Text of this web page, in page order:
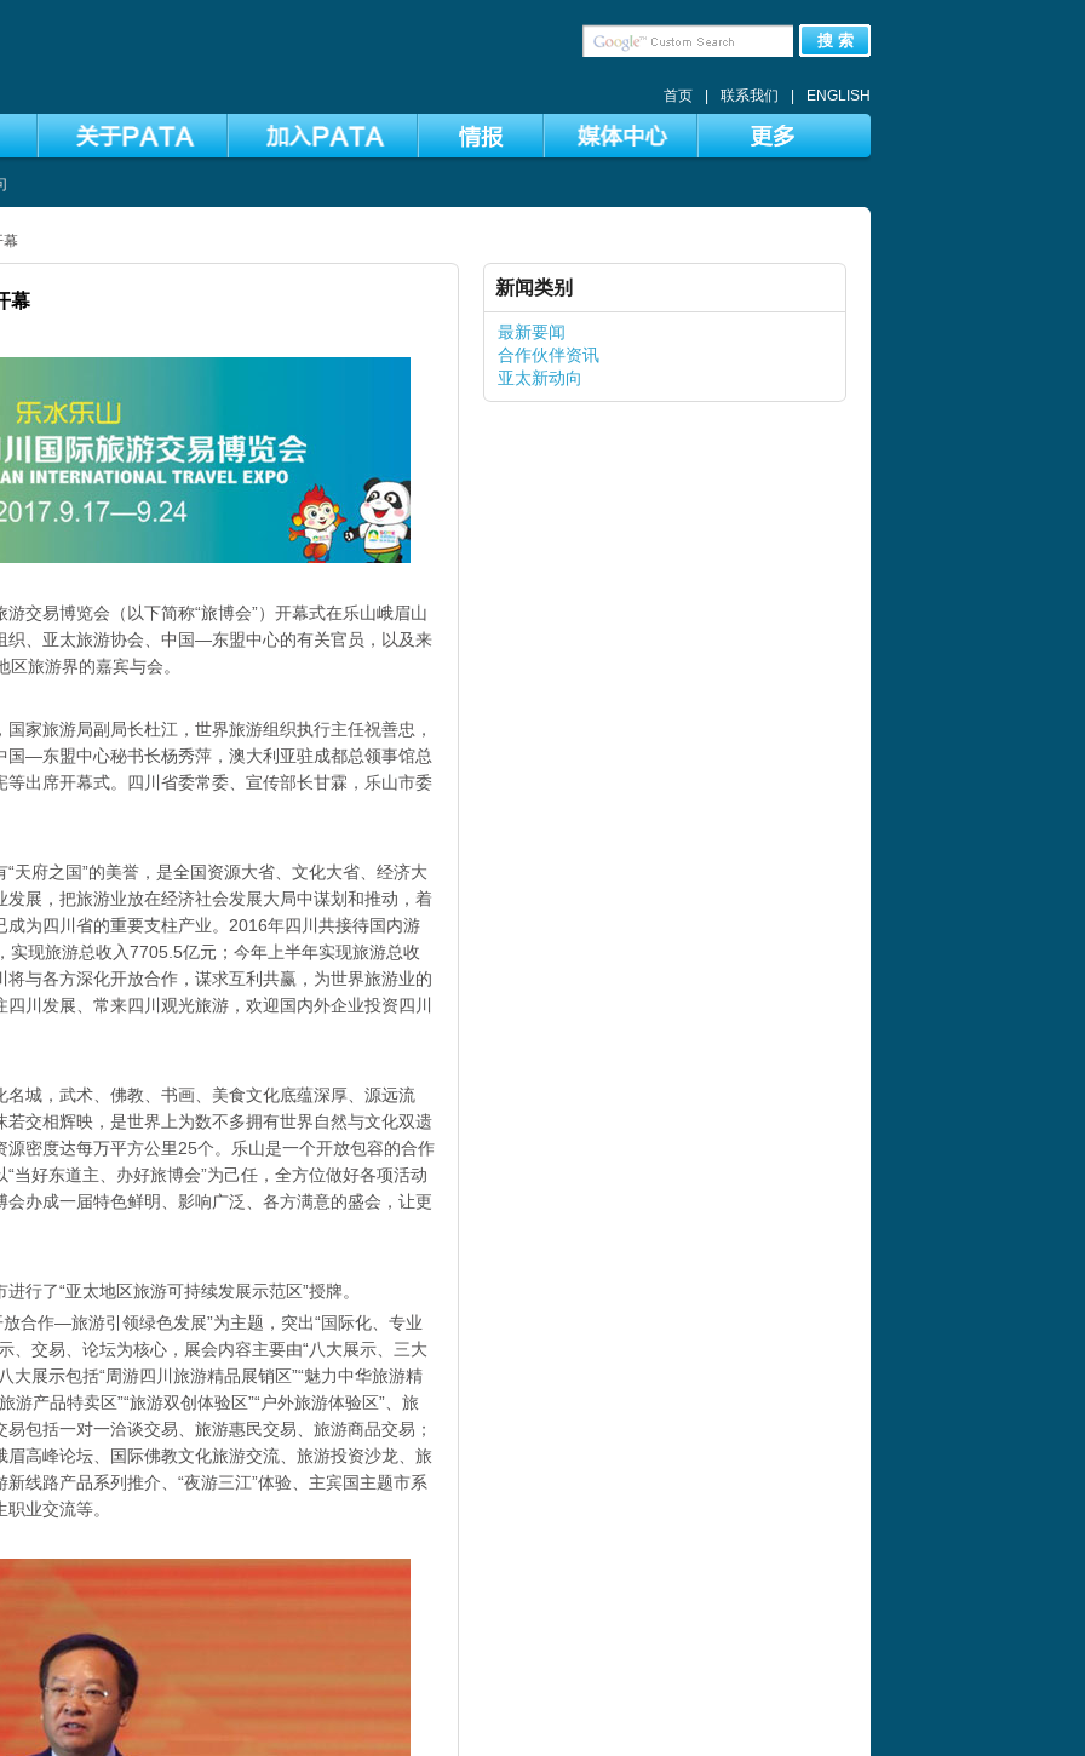
搜 索
ENGLISH
联系我们
首页
幕
交易博览会（以下简称“旅博会”）开幕式在乐山峨眉山
织、亚太旅游协会、中国—东盟中心的有关官员，以及来
旅游界的嘉宾与会。
家旅游局副局长杜江，世界旅游组织执行主任祝善忠，
国—东盟中心秘书长杨秀萍，澳大利亚驻成都总领事馆总
出席开幕式。四川省委常委、宣传部长甘霖，乐山市委
天府之国”的美誉，是全国资源大省、文化大省、经济大
展，把旅游业放在经济社会发展大局中谋划和推动，着
为四川省的重要支柱产业。2016年四川共接待国内游
实现旅游总收入7705.5亿元；今年上半年实现旅游总收
与各方深化开放合作，谋求互利共赢，为世界旅游业的
川发展、常来四川观光旅游，欢迎国内外企业投资四川
城，武术、佛教、书画、美食文化底蕴深厚、源远流
交相辉映，是世界上为数不多拥有世界自然与文化双遗
密度达每万平方公里25个。乐山是一个开放包容的合作
当好东道主、办好旅博会”为己任，全方位做好各项活动
办成一届特色鲜明、影响广泛、各方满意的盛会，让更
行了“亚太地区旅游可持续发展示范区”授牌。
合作—旅游引领绿色发展”为主题，突出“国际化、专业
、交易、论坛为核心，展会内容主要由“八大展示、三大
大展示包括“周游四川旅游精品展销区”“魅力中华旅游精
游产品特卖区”“旅游双创体验区”“户外旅游体验区”、旅
包括一对一洽谈交易、旅游惠民交易、旅游商品交易；
高峰论坛、国际佛教文化旅游交流、旅游投资沙龙、旅
线路产品系列推介、“夜游三江”体验、主宾国主题市系
业交流等。
新闻类别
最新要闻
合作伙伴资讯
亚太新动向